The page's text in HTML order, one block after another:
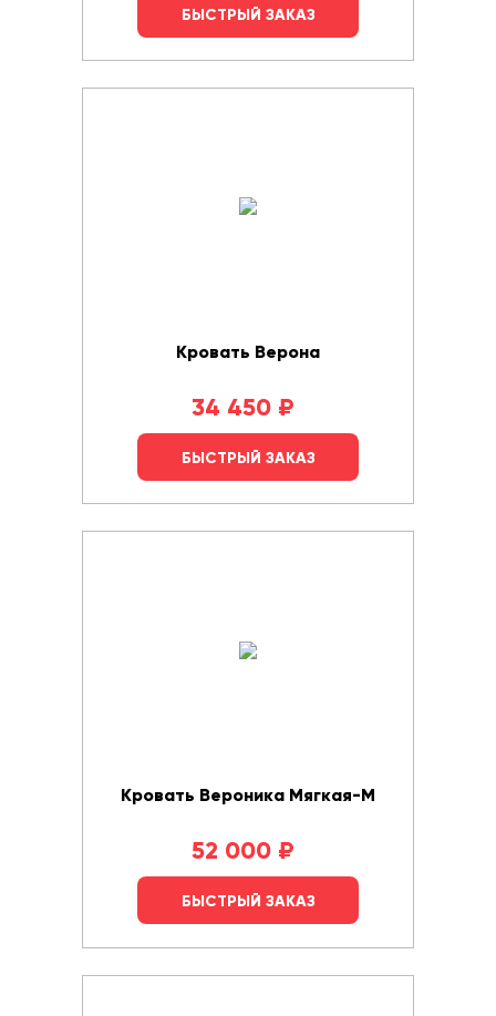
БЫСТРЫЙ ЗАКАЗ
Кровать Верона
34 450 ₽
БЫСТРЫЙ ЗАКАЗ
Кровать Вероника Мягкая-М
52 000 ₽
БЫСТРЫЙ ЗАКАЗ